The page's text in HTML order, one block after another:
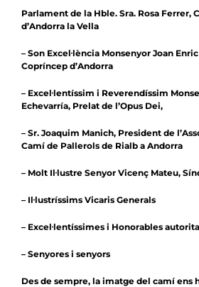
Parlament de la Hble. Sra. Rosa Ferrer,
d’Andorra la Vella
– Son Excel·lència Monsenyor Joan
Copríncep d’Andorra
– Excel·lentíssim i Reverendíssim
Echevarría, Prelat de l’Opus Dei,
– Sr. Joaquim Manich, President de
Camí de Pallerols de Rialb a Andorra
– Molt Il·lustre Senyor Vicenç Mateu,
– Il·lustríssims Vicaris Generals
– Excel·lentíssimes i Honorables
– Senyores i senyors
Des de sempre, la imatge del camí ens